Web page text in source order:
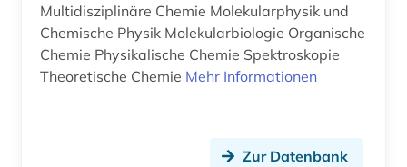
Multidisziplinäre Chemie Molekularphysik und
Chemische Physik Molekularbiologie Organische
Chemie Physikalische Chemie Spektroskopie
Theoretische Chemie Mehr Informationen
Zur Datenbank